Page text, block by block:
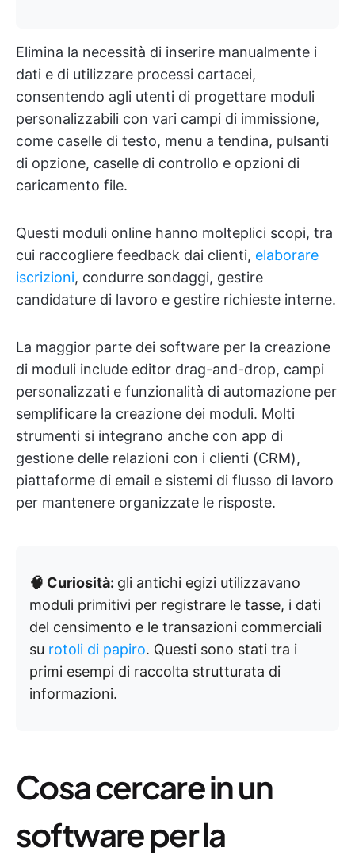
Elimina la necessità di inserire manualmente i
dati e di utilizzare processi cartacei,
consentendo agli utenti di progettare moduli
personalizzabili con vari campi di immissione,
come caselle di testo, menu a tendina, pulsanti
di opzione, caselle di controllo e opzioni di
caricamento file.
Questi moduli online hanno molteplici scopi, tra
cui raccogliere feedback dai clienti, elaborare
iscrizioni, condurre sondaggi, gestire
candidature di lavoro e gestire richieste interne.
La maggior parte dei software per la creazione
di moduli include editor drag-and-drop, campi
personalizzati e funzionalità di automazione per
semplificare la creazione dei moduli. Molti
strumenti si integrano anche con app di
gestione delle relazioni con i clienti (CRM),
piattaforme di email e sistemi di flusso di lavoro
per mantenere organizzate le risposte.
🧠 Curiosità: gli antichi egizi utilizzavano
moduli primitivi per registrare le tasse, i dati
del censimento e le transazioni commerciali
su rotoli di papiro. Questi sono stati tra i
primi esempi di raccolta strutturata di
informazioni.
Cosa cercare in un
software per la